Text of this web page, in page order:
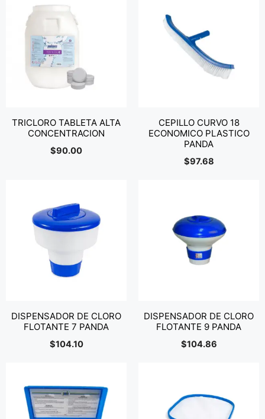
TRICLORO TABLETA ALTA
CONCENTRACION
$90.00
CEPILLO CURVO 18
ECONOMICO PLASTICO
PANDA
$97.68
DISPENSADOR DE CLORO
FLOTANTE 7 PANDA
$104.10
DISPENSADOR DE CLORO
FLOTANTE 9 PANDA
$104.86